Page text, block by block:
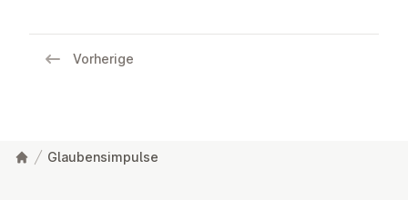
Vorherige
Glaubensimpulse